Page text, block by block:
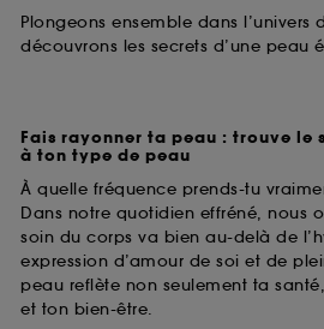
Plongeons ensemble dans l’univers
découvrons les secrets d’une peau
Fais rayonner ta peau : trouve le
à ton type de peau
À quelle fréquence prends-tu
Dans notre quotidien effréné, nous
soin du corps va bien au-delà de
expression d’amour de soi et de
peau reflète non seulement ta
et ton bien-être.